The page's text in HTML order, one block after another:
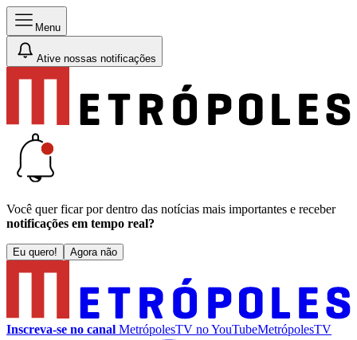
Menu
Ative nossas notificações
Você quer ficar por dentro das notícias mais importantes e receber
notificações em tempo real?
Eu quero! Agora não
Inscreva-se no canal MetrópolesTV noYouTubeMetrópolesTV